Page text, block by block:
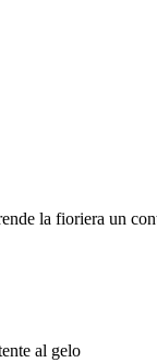
la fioriera un
al gelo